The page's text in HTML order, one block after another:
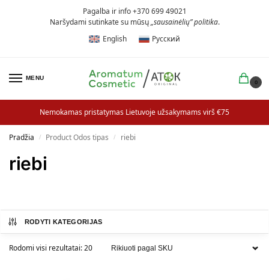
Pagalba ir info +370 699 49021
Naršydami sutinkate su mūsų„sausainėlių” politika.
English
Русский
MENU
0
Nemokamas pristatymas Lietuvoje užsakymams virš €75
Pradžia / Product Odos tipas / riebi
riebi
RODYTI KATEGORIJAS
Rodomi visi rezultatai: 20